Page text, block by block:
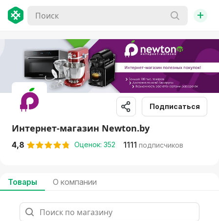
+
Интернет-магазин Newton.by
4,8 Оценок: 352 1111 подписчиков
Подписаться
Товары О компании